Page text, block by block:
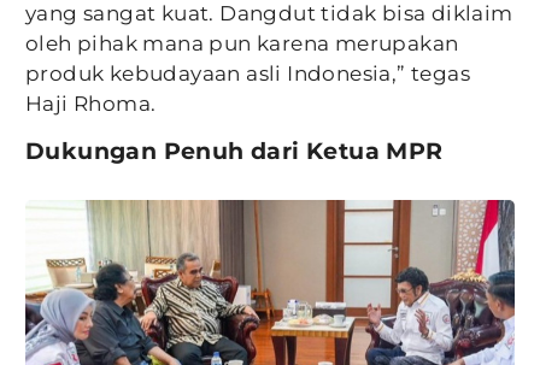
yang sangat kuat. Dangdut tidak bisa diklaim
oleh pihak mana pun karena merupakan
produk kebudayaan asli Indonesia,” tegas
Haji Rhoma.
Dukungan Penuh dari Ketua MPR